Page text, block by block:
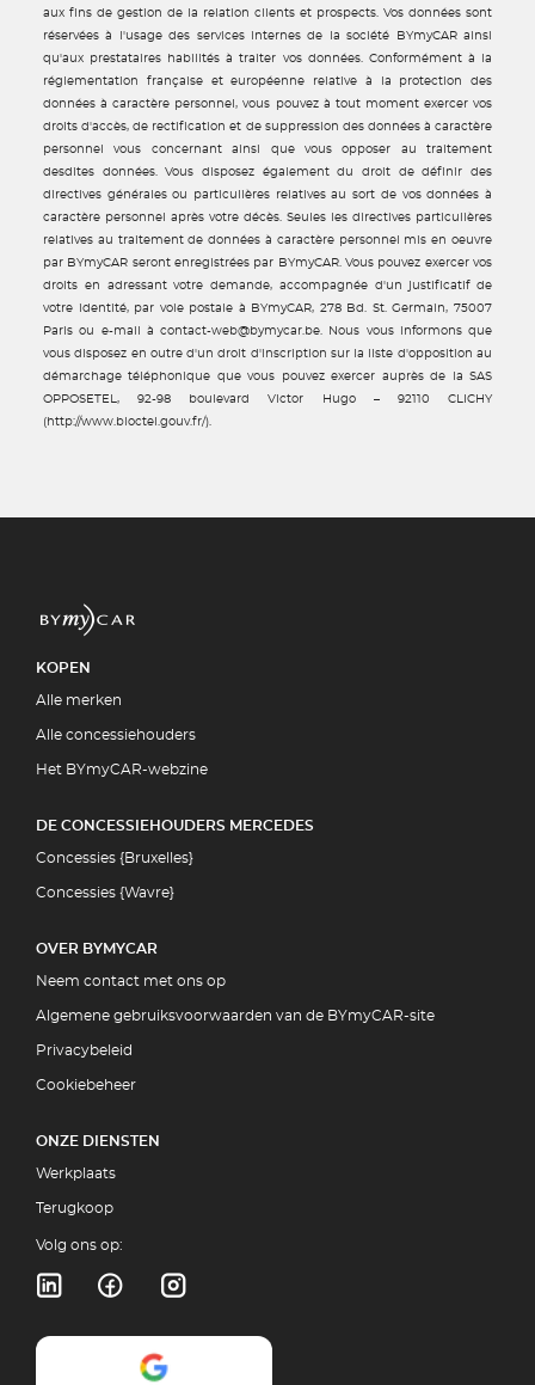
aux fins de gestion de la relation clients et prospects. Vos données sont
réservées à l'usage des services internes de la société BYmyCAR ainsi
qu'aux prestataires habilités à traiter vos données. Conformément à la
réglementation française et européenne relative à la protection des
données à caractère personnel, vous pouvez à tout moment exercer vos
droits d'accès, de rectification et de suppression des données à caractère
personnel vous concernant ainsi que vous opposer au traitement
desdites données. Vous disposez également du droit de définir des
directives générales ou particulières relatives au sort de vos données à
caractère personnel après votre décès. Seules les directives particulières
relatives au traitement de données à caractère personnel mis en oeuvre
par BYmyCAR seront enregistrées par BYmyCAR. Vous pouvez exercer vos
droits en adressant votre demande, accompagnée d'un justificatif de
votre identité, par voie postale à BYmyCAR, 278 Bd. St. Germain, 75007
Paris ou e-mail à contact-web@bymycar.be. Nous vous informons que
vous disposez en outre d'un droit d'inscription sur la liste d'opposition au
démarchage téléphonique que vous pouvez exercer auprès de la SAS
OPPOSETEL, 92-98 boulevard Victor Hugo – 92110 CLICHY
(http://www.bloctel.gouv.fr/).
KOPEN
Alle merken
Alle concessiehouders
Het BYmyCAR-webzine
DE CONCESSIEHOUDERS MERCEDES
Concessies {Bruxelles}
Concessies {Wavre}
OVER BYMYCAR
Neem contact met ons op
Algemene gebruiksvoorwaarden van de BYmyCAR-site
Privacybeleid
Cookiebeheer
ONZE DIENSTEN
Werkplaats
Terugkoop
Volg ons op: